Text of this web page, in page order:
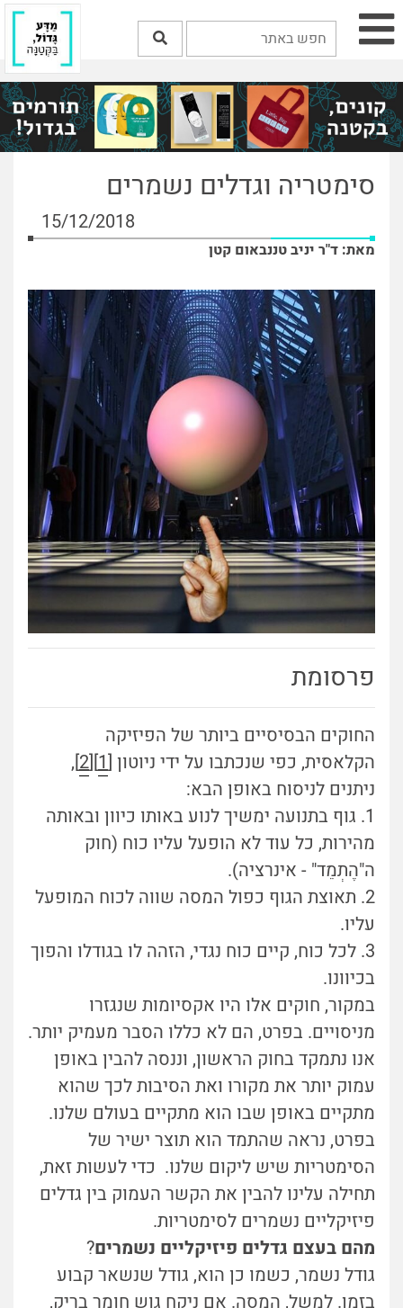
סימטריה וגדלים נשמרים
15/12/2018
מאת: ד"ר יניב טננבאום קטן
פרסומת
החוקים הבסיסיים ביותר של הפיזיקה
הקלאסית, כפי שנכתבו על ידי ניוטון [1
][
2
],
ניתנים לניסוח באופן הבא:
1. גוף בתנועה ימשיך לנוע באותו כיוון ובאותה
מהירות, כל עוד לא הופעל עליו כוח (חוק
ה"הֶתְמֵד" - אינרציה).
2. תאוצת הגוף כפול המסה שווה לכוח המופעל
עליו.
3. לכל כוח, קיים כוח נגדי, הזהה לו בגודלו והפוך
בכיוונו.
במקור, חוקים אלו היו אקסיומות שנגזרו
מניסויים. בפרט, הם לא כללו הסבר מעמיק יותר.
אנו נתמקד בחוק הראשון, וננסה להבין באופן
עמוק יותר את מקורו ואת הסיבות לכך שהוא
מתקיים באופן שבו הוא מתקיים בעולם שלנו.
בפרט, נראה שהתמד הוא תוצר ישיר של
הסימטריות שיש ליקום שלנו. כדי לעשות זאת,
תחילה עלינו להבין את הקשר העמוק בין גדלים
פיזיקליים נשמרים לסימטריות.
מהם בעצם גדלים פיזיקליים נשמרים?
גודל נשמר, כשמו כן הוא, גודל שנשאר קבוע
בזמן. למשל, המסה. אם ניקח גוש חומר בריק,